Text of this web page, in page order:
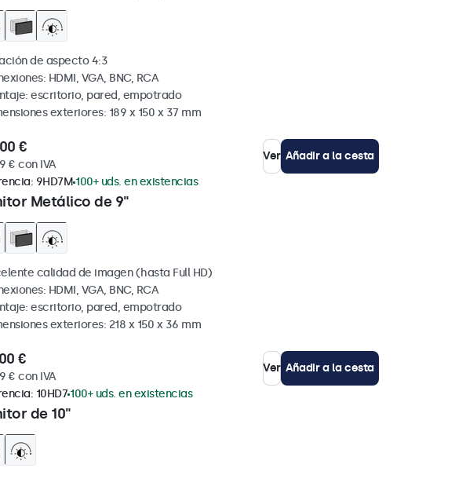
de aspecto 4:3
HDMI, VGA, BNC, RCA
escritorio, pared, empotrado
exteriores: 189 x 150 x 37 mm
€
€ con IVA
Ver Añadir a la cesta
Metálico de 9"
9HD7M 100+ uds. en existencias
calidad de imagen (hasta Full HD)
HDMI, VGA, BNC, RCA
escritorio, pared, empotrado
exteriores: 218 x 150 x 36 mm
€
€ con IVA
Ver Añadir a la cesta
de 10"
10HD7 100+ uds. en existencias